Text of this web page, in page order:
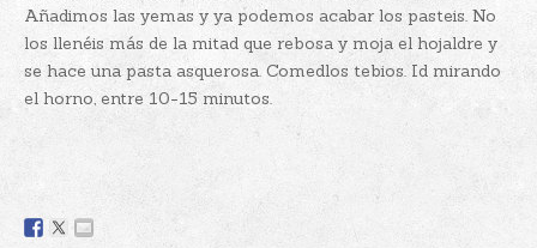
Añadimos las yemas y ya podemos acabar los pasteis. No
los llenéis más de la mitad que rebosa y moja el hojaldre y
se hace una pasta asquerosa. Comedlos tebios. Id mirando
el horno, entre 10-15 minutos.